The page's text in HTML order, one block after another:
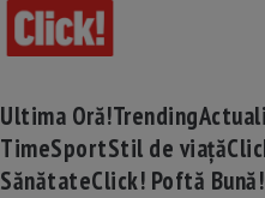
Ultima Oră!Trending
TimeSportStil de viață
SănătateClick! Poftă Bună!